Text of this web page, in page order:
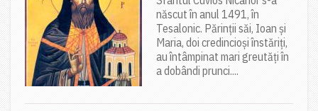
născut în anul 1491, în
Tesalonic. Părinții săi, Ioan și
Maria, doi credincioși înstăriți,
au întâmpinat mari greutăți în
a dobândi prunci....